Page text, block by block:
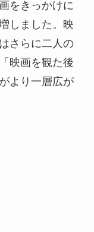
をきっかけに
しました。映
さらに二人の
映画を観た後
より一層広が